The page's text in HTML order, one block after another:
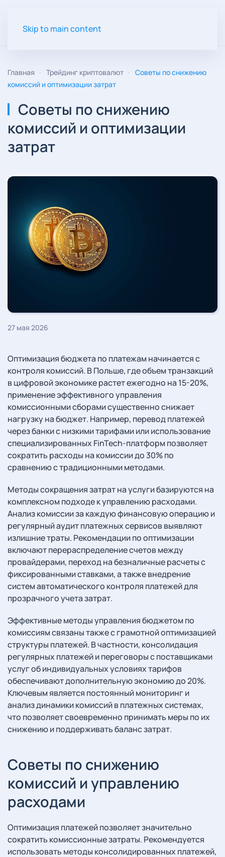
Skip to main content
Главная Трейдинг криптовалют
Советы по снижению
комиссий и оптимизации затрат
Советы по снижению
комиссий и оптимизации
затрат
27 мая 2026
Оптимизация бюджета по платежам начинается с
контроля комиссий. В Польше, где объем транзакций
в цифровой экономике растет ежегодно на 15-20%,
применение эффективного управления
комиссионными сборами существенно снижает
нагрузку на бюджет. Например, перевод платежей
через банки с низкими тарифами или использование
специализированных FinTech-платформ позволяет
сократить расходы на комиссии до 30% по
сравнению с традиционными методами.
Методы сокращения затрат на услуги базируются на
комплексном подходе к управлению расходами.
Анализ комиссии за каждую финансовую операцию и
регулярный аудит платежных сервисов выявляют
излишние траты. Рекомендации по оптимизации
включают перераспределение счетов между
провайдерами, переход на безналичные расчеты с
фиксированными ставками, а также внедрение
систем автоматического контроля платежей для
прозрачного учета затрат.
Эффективные методы управления бюджетом по
комиссиям связаны также с грамотной оптимизацией
структуры платежей. В частности, консолидация
регулярных платежей и переговоры с поставщиками
услуг об индивидуальных условиях тарифов
обеспечивают дополнительную экономию до 20%.
Ключевым является постоянный мониторинг и
анализ динамики комиссий в платежных системах,
что позволяет своевременно принимать меры по их
снижению и поддерживать баланс затрат.
Советы по снижению
комиссий и управлению
расходами
Оптимизация платежей позволяет значительно
сократить комиссионные затраты. Рекомендуется
использовать методы консолидированных платежей,